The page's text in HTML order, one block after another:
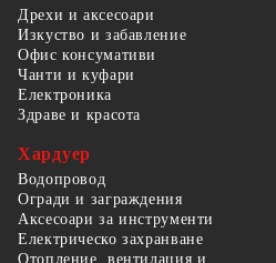
Дрехи и аксесоари
Изкуство и забавление
Офис консумативи
Чанти и куфари
Електроника
Здраве и красота
Хардуер
Водопровод
Огради и заграждения
Аксесоари за инструменти
Електрическо захранване
Отопление, вентилация и